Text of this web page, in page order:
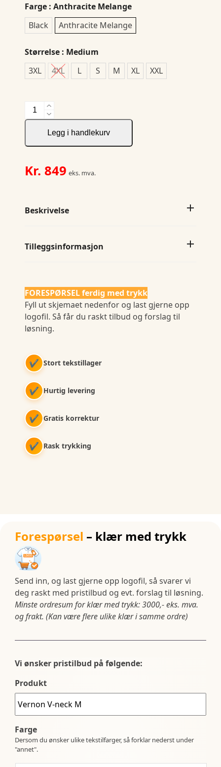
Farge : Anthracite Melange
Black
Anthracite Melange
Størrelse : Medium
3XL
4XL L S M XL XXL
Vernon
V-
M
Legg i handlekurv
Kr. 849 eks. mva.
Beskrivelse
Tilleggsinformasjon
FORESPØRSEL ferdig med trykk
Fyll ut skjemaet nedenfor og last gjerne opp
logofil. Så får du raskt tilbud og forslag til
løsning.
✔ Stort tekstillager
✔ Hurtig levering
✔ Gratis korrektur
✔ Rask trykking
Forespørsel – klær med trykk
Send inn, og last gjerne opp logofil, så svarer vi
deg raskt med pristilbud og evt. forslag til løsning.
Minste ordresum for klær med trykk: 3000,- eks. mva.
og frakt. (Kan være flere ulike klær i samme ordre)
Vi ønsker pristilbud på følgende:
Produkt
Farge
Dersom du ønsker ulike tekstilfarger, så forklar nederst under
"annet".